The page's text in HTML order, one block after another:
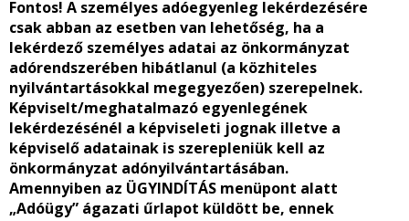
Fontos! A személyes adóegyenleg lekérdezésére
csak abban az esetben van lehetőség, ha a
lekérdező személyes adatai az önkormányzat
adórendszerében hibátlanul (a közhiteles
nyilvántartásokkal megegyezően) szerepelnek.
Képviselt/meghatalmazó egyenlegének
lekérdezésénél a képviseleti jognak illetve a
képviselő adatainak is szerepleniük kell az
önkormányzat adónyilvántartásában.
Amennyiben az ÜGYINDÍTÁS menüpont alatt
„Adóügy” ágazati űrlapot küldött be, ennek